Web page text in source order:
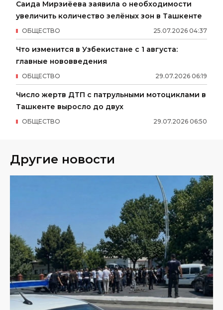
Саида Мирзиёева заявила о необходимости
увеличить количество зелёных зон в Ташкенте
25.07.2026 04:37
ОБЩЕСТВО
Что изменится в Узбекистане с 1 августа:
главные нововведения
29.07.2026 06:19
ОБЩЕСТВО
Число жертв ДТП с патрульными мотоциклами в
Ташкенте выросло до двух
29.07.2026 06:50
ОБЩЕСТВО
Другие новости